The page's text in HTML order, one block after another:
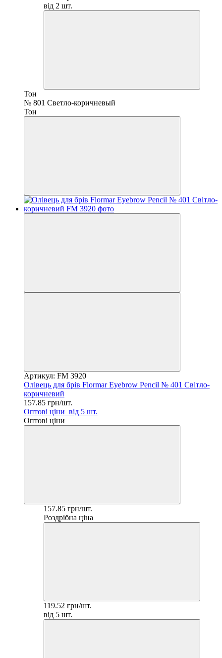
від 2 шт.
Тон
№ 801 Светло-коричневый
Тон
Артикул: FM 3920
Олівець для брів Flormar Eyebrow Pencil № 401 Світло-
коричневий
157.85 грн/шт.
Оптові ціни від 5 шт.
Оптові ціни
157.85 грн/шт.
Роздрібна ціна
119.52 грн/шт.
від 5 шт.